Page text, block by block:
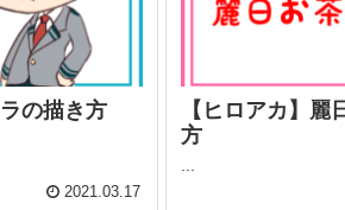
の描き方
2021.03.17
【ヒロアカ】麗
方